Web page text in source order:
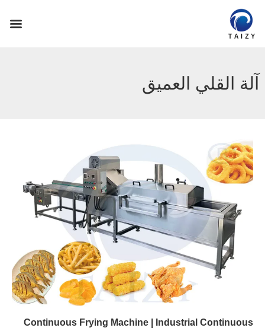
آلة القلي العميق
Continuous Frying Machine | Industrial Continuous